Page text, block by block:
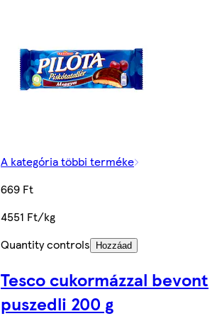
A kategória többi terméke
669 Ft
4551 Ft/kg
Quantity controls
Hozzáad
Tesco cukormázzal bevont
puszedli 200 g